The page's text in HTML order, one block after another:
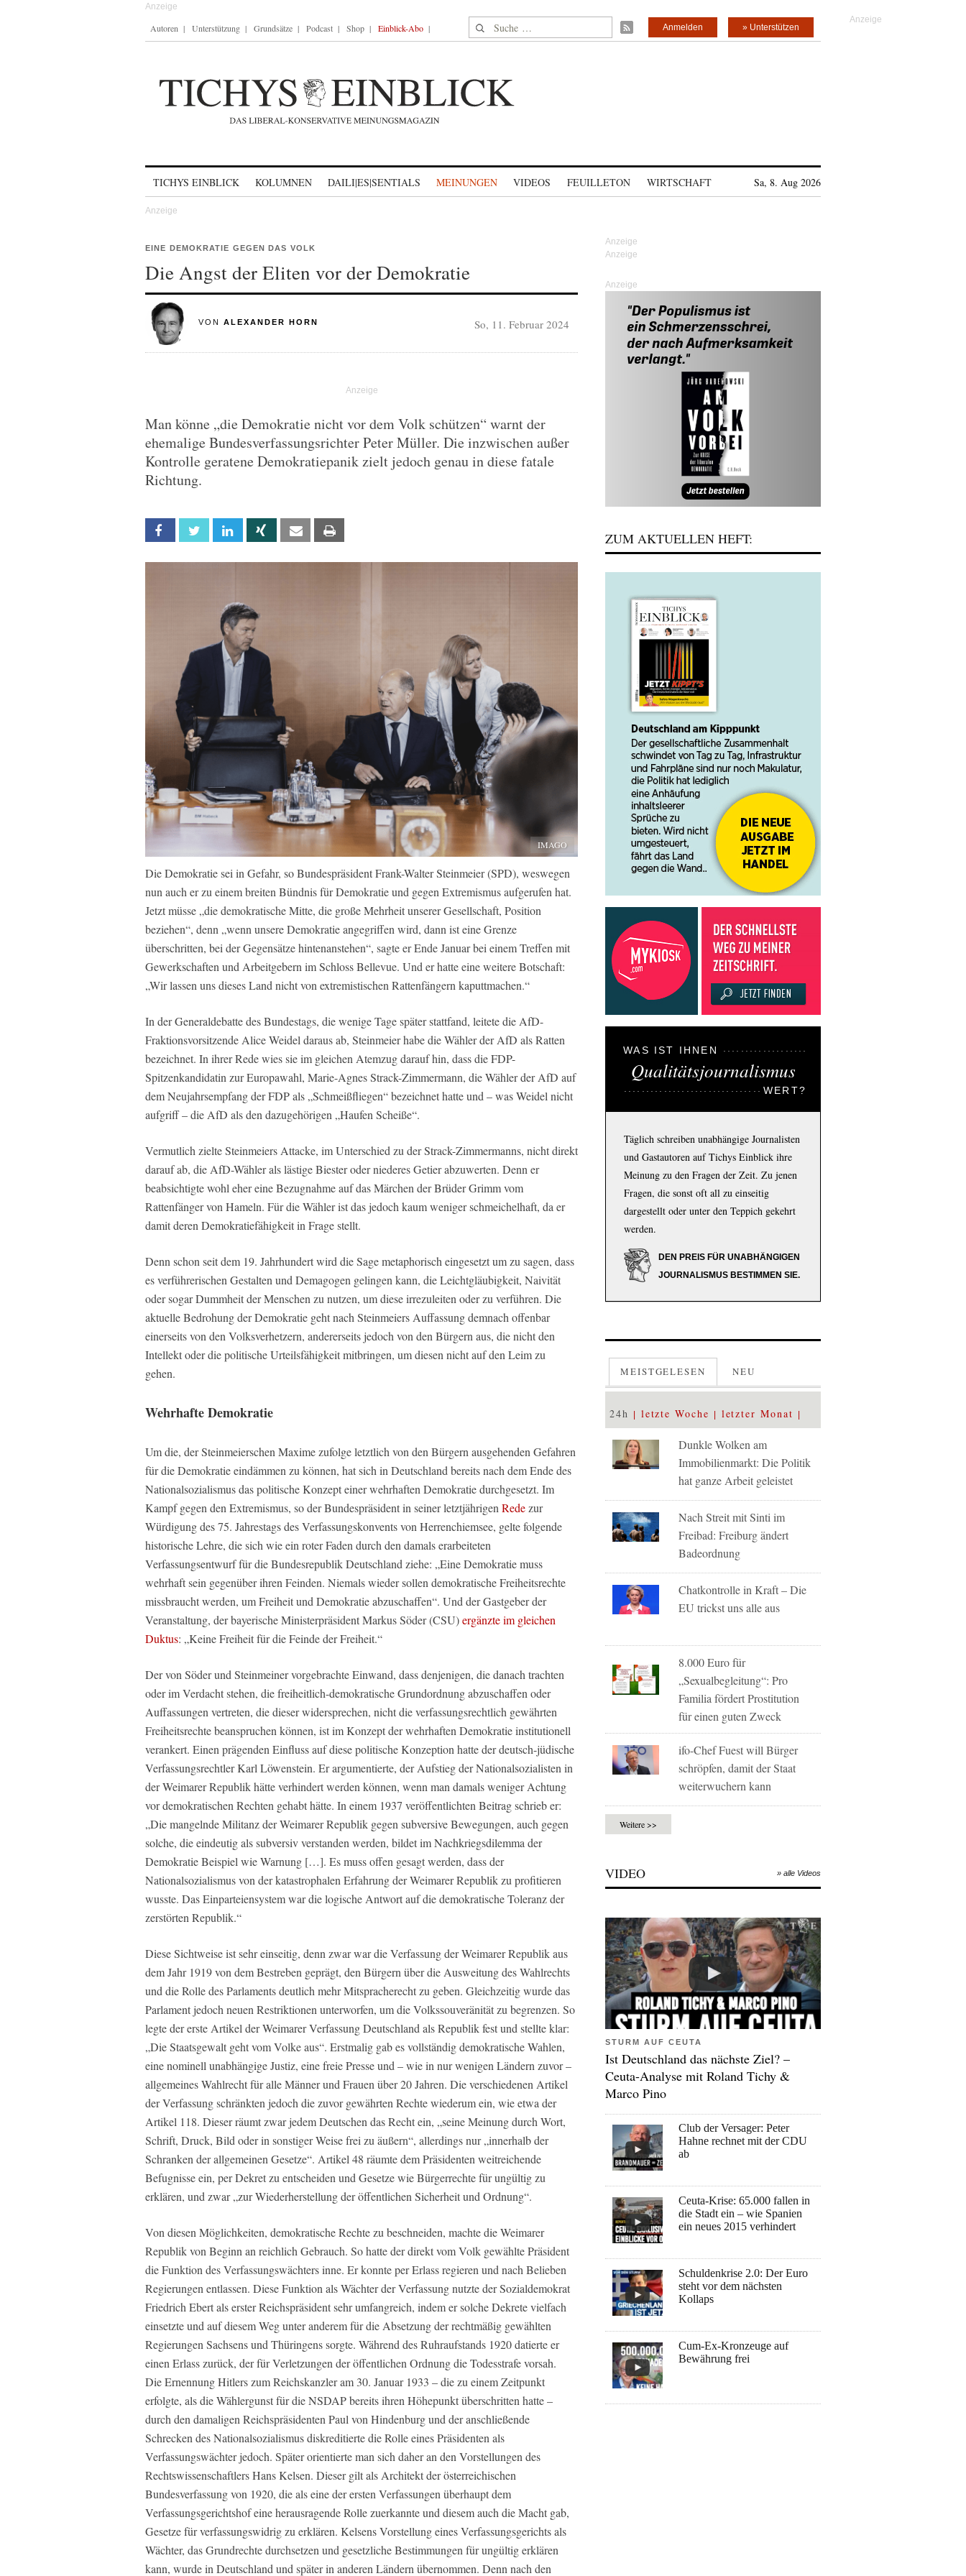
Autoren Unterstützung Grundsätze Podcast Shop Einblick-Abo Suche nach: » Unterstützen
Anmelden
TICHYS EINBLICK KOLUMNEN DAILI|ES|SENTIALS MEINUNGEN VIDEOS FEUILLETON WIRTSCHAFT Sa, 8. Aug 2026
EINE DEMOKRATIE GEGEN DAS VOLK
Die Angst der Eliten vor der Demokratie
VON ALEXANDER HORN So, 11. Februar 2024
Man könne „die Demokratie nicht vor dem Volk schützen“ warnt der
ehemalige Bundesverfassungsrichter Peter Müller. Die inzwischen außer
Kontrolle geratene Demokratiepanik zielt jedoch genau in diese fatale
Richtung.
Facebook Twitter Linkedin Xing Email
IMAGO
Die Demokratie sei in Gefahr, so Bundespräsident Frank-Walter Steinmeier (SPD), weswegen
nun auch er zu einem breiten Bündnis für Demokratie und gegen Extremismus aufgerufen hat.
Jetzt müsse „die demokratische Mitte, die große Mehrheit unserer Gesellschaft, Position
beziehen“, denn „wenn unsere Demokratie angegriffen wird, dann ist eine Grenze
überschritten, bei der Gegensätze hintenanstehen“, sagte er Ende Januar bei einem Treffen mit
Gewerkschaften und Arbeitgebern im Schloss Bellevue. Und er hatte eine weitere Botschaft:
„Wir lassen uns dieses Land nicht von extremistischen Rattenfängern kaputtmachen.“
In der Generaldebatte des Bundestags, die wenige Tage später stattfand, leitete die AfD-
Fraktionsvorsitzende Alice Weidel daraus ab, Steinmeier habe die Wähler der AfD als Ratten
bezeichnet. In ihrer Rede wies sie im gleichen Atemzug darauf hin, dass die FDP-
Spitzenkandidatin zur Europawahl, Marie-Agnes Strack-Zimmermann, die Wähler der AfD auf
dem Neujahrsempfang der FDP als „Schmeißfliegen“ bezeichnet hatte und – was Weidel nicht
aufgriff – die AfD als den dazugehörigen „Haufen Scheiße“.
Vermutlich zielte Steinmeiers Attacke, im Unterschied zu der Strack-Zimmermanns, nicht direkt
darauf ab, die AfD-Wähler als lästige Biester oder niederes Getier abzuwerten. Denn er
beabsichtigte wohl eher eine Bezugnahme auf das Märchen der Brüder Grimm vom
Rattenfänger von Hameln. Für die Wähler ist das jedoch kaum weniger schmeichelhaft, da er
damit deren Demokratiefähigkeit in Frage stellt.
Denn schon seit dem 19. Jahrhundert wird die Sage metaphorisch eingesetzt um zu sagen, dass
es verführerischen Gestalten und Demagogen gelingen kann, die Leichtgläubigkeit, Naivität
oder sogar Dummheit der Menschen zu nutzen, um diese irrezuleiten oder zu verführen. Die
aktuelle Bedrohung der Demokratie geht nach Steinmeiers Auffassung demnach offenbar
einerseits von den Volksverhetzern, andererseits jedoch von den Bürgern aus, die nicht den
Intellekt oder die politische Urteilsfähigkeit mitbringen, um diesen nicht auf den Leim zu
gehen.
Wehrhafte Demokratie
Um die, der Steinmeierschen Maxime zufolge letztlich von den Bürgern ausgehenden Gefahren
für die Demokratie eindämmen zu können, hat sich in Deutschland bereits nach dem Ende des
Nationalsozialismus das politische Konzept einer wehrhaften Demokratie durchgesetzt. Im
Kampf gegen den Extremismus, so der Bundespräsident in seiner letztjährigen Redezur
Würdigung des 75. Jahrestags des Verfassungskonvents von Herrenchiemsee, gelte folgende
historische Lehre, die sich wie ein roter Faden durch den damals erarbeiteten
Verfassungsentwurf für die Bundesrepublik Deutschland ziehe: „Eine Demokratie muss
wehrhaft sein gegenüber ihren Feinden. Niemals wieder sollen demokratische Freiheitsrechte
missbraucht werden, um Freiheit und Demokratie abzuschaffen“. Und der Gastgeber der
Veranstaltung, der bayerische Ministerpräsident Markus Söder (CSU)ergänzte im gleichen
Duktus: „Keine Freiheit für die Feinde der Freiheit.“
Der von Söder und Steinmeiner vorgebrachte Einwand, dass denjenigen, die danach trachten
oder im Verdacht stehen, die freiheitlich-demokratische Grundordnung abzuschaffen oder
Auffassungen vertreten, die dieser widersprechen, nicht die verfassungsrechtlich gewährten
Freiheitsrechte beanspruchen können, ist im Konzept der wehrhaften Demokratie institutionell
verankert. Einen prägenden Einfluss auf diese politische Konzeption hatte der deutsch-jüdische
Verfassungsrechtler Karl Löwenstein. Er argumentierte, der Aufstieg der Nationalsozialisten in
der Weimarer Republik hätte verhindert werden können, wenn man damals weniger Achtung
vor demokratischen Rechten gehabt hätte. In einem 1937 veröffentlichten Beitrag schrieb er:
„Die mangelnde Militanz der Weimarer Republik gegen subversive Bewegungen, auch gegen
solche, die eindeutig als subversiv verstanden werden, bildet im Nachkriegsdilemma der
Demokratie Beispiel wie Warnung […]. Es muss offen gesagt werden, dass der
Nationalsozialismus von der katastrophalen Erfahrung der Weimarer Republik zu profitieren
wusste. Das Einparteiensystem war die logische Antwort auf die demokratische Toleranz der
zerstörten Republik.“
Diese Sichtweise ist sehr einseitig, denn zwar war die Verfassung der Weimarer Republik aus
dem Jahr 1919 von dem Bestreben geprägt, den Bürgern über die Ausweitung des Wahlrechts
und die Rolle des Parlaments deutlich mehr Mitspracherecht zu geben. Gleichzeitig wurde das
Parlament jedoch neuen Restriktionen unterworfen, um die Volkssouveränität zu begrenzen. So
legte der erste Artikel der Weimarer Verfassung Deutschland als Republik fest und stellte klar:
„Die Staatsgewalt geht vom Volke aus“. Erstmalig gab es vollständig demokratische Wahlen,
eine nominell unabhängige Justiz, eine freie Presse und – wie in nur wenigen Ländern zuvor –
allgemeines Wahlrecht für alle Männer und Frauen über 20 Jahren. Die verschiedenen Artikel
der Verfassung schränkten jedoch die zuvor gewährten Rechte wiederum ein, wie etwa der
Artikel 118. Dieser räumt zwar jedem Deutschen das Recht ein, „seine Meinung durch Wort,
Schrift, Druck, Bild oder in sonstiger Weise frei zu äußern“, allerdings nur „innerhalb der
Schranken der allgemeinen Gesetze“. Artikel 48 räumte dem Präsidenten weitreichende
Befugnisse ein, per Dekret zu entscheiden und Gesetze wie Bürgerrechte für ungültig zu
erklären, und zwar „zur Wiederherstellung der öffentlichen Sicherheit und Ordnung“.
Von diesen Möglichkeiten, demokratische Rechte zu beschneiden, machte die Weimarer
Republik von Beginn an reichlich Gebrauch. So hatte der direkt vom Volk gewählte Präsident
die Funktion des Verfassungswächters inne. Er konnte per Erlass regieren und nach Belieben
Regierungen entlassen. Diese Funktion als Wächter der Verfassung nutzte der Sozialdemokrat
Friedrich Ebert als erster Reichspräsident sehr umfangreich, indem er solche Dekrete vielfach
einsetzte und auf diesem Weg unter anderem für die Absetzung der rechtmäßig gewählten
Regierungen Sachsens und Thüringens sorgte. Während des Ruhraufstands 1920 datierte er
einen Erlass zurück, der für Verletzungen der öffentlichen Ordnung die Todesstrafe vorsah.
Die Ernennung Hitlers zum Reichskanzler am 30. Januar 1933 – die zu einem Zeitpunkt
erfolgte, als die Wählergunst für die NSDAP bereits ihren Höhepunkt überschritten hatte –
durch den damaligen Reichspräsidenten Paul von Hindenburg und der anschließende
Schrecken des Nationalsozialismus diskreditierte die Rolle eines Präsidenten als
Verfassungswächter jedoch. Später orientierte man sich daher an den Vorstellungen des
Rechtswissenschaftlers Hans Kelsen. Dieser gilt als Architekt der österreichischen
Bundesverfassung von 1920, die als eine der ersten Verfassungen überhaupt dem
Verfassungsgerichtshof eine herausragende Rolle zuerkannte und diesem auch die Macht gab,
Gesetze für verfassungswidrig zu erklären. Kelsens Vorstellung eines Verfassungsgerichts als
Wächter, das Grundrechte durchsetzen und gesetzliche Bestimmungen für ungültig erklären
kann, wurde in Deutschland und später in anderen Ländern übernommen. Denn nach den
Anzeige
ZUM AKTUELLEN HEFT:
WAS IST IHNEN
Qualitätsjournalismus
WERT?
Täglich schreiben unabhängige Journalisten
und Gastautoren auf Tichys Einblick ihre
Meinung zu den Fragen der Zeit. Zu jenen
Fragen, die sonst oft all zu einseitig
dargestellt oder unter den Teppich gekehrt
werden.
DEN PREIS FÜR UNABHÄNGIGEN
JOURNALISMUS BESTIMMEN SIE.
MEISTGELESEN NEU
24h letzte Woche letzter Monat
Dunkle Wolken am
Immobilienmarkt: Die Politik
hat ganze Arbeit geleistet
Nach Streit mit Sinti im
Freibad: Freiburg ändert
Badeordnung
Chatkontrolle in Kraft – Die
EU trickst uns alle aus
8.000 Euro für
„Sexualbegleitung“: Pro
Familia fördert Prostitution
für einen guten Zweck
ifo-Chef Fuest will Bürger
schröpfen, damit der Staat
weiterwuchern kann
Weitere >>
VIDEO » alle Videos
STURM AUF CEUTA
Ist Deutschland das nächste Ziel? –
Ceuta-Analyse mit Roland Tichy &
Marco Pino
Club der Versager: Peter
Hahne rechnet mit der CDU
ab
Ceuta-Krise: 65.000 fallen in
die Stadt ein – wie Spanien
ein neues 2015 verhindert
Schuldenkrise 2.0: Der Euro
steht vor dem nächsten
Kollaps
Cum-Ex-Kronzeuge auf
Bewährung frei